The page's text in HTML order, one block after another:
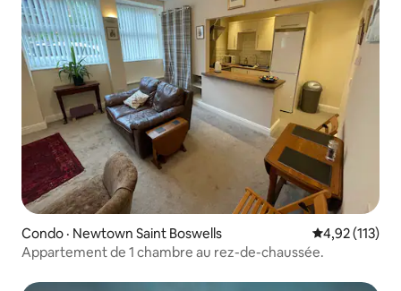
Condo · Newtown Saint Boswells Note
4,92 (113)
Appartement de 1 chambre au rez-de-chaussée.